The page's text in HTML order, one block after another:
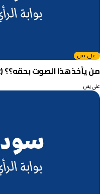
علي يس
من يأخذ هذا الصوت بحقه؟؟ (2) … بقلم: علي يس
علي يس